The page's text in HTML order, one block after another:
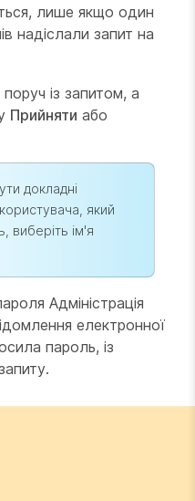
лише якщо один
надіслали запит на
із запитом, а
Прийняти або
докладні
який
виберіть ім'я
Адміністрація
електронної
пароль, із